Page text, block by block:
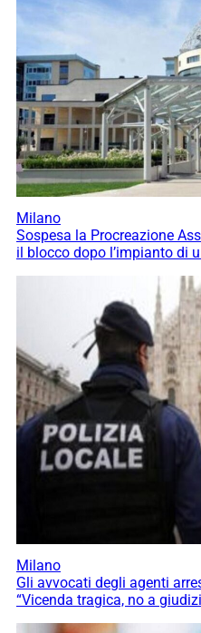
Milano
Sospesa la Procreazione
il blocco dopo l’impianto di
Milano
Gli avvocati degli agenti
“Vicenda tragica, no a